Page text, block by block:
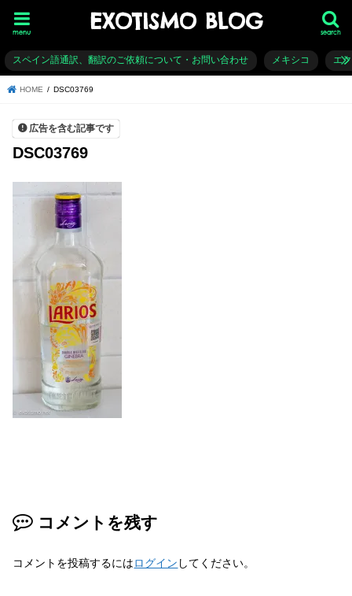
EXOTISMO BLOG search
menu
スペイン語通訳、翻訳のご依頼について・お問い合わせ メキシコ エ
HOME DSC03769
広告を含む記事です
DSC03769
コメントを残す
コメントを投稿するにはログイン してください。